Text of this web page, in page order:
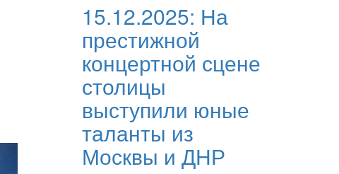
15.12.2025: На
престижной
концертной сцене
столицы
выступили юные
таланты из
Москвы и ДНР